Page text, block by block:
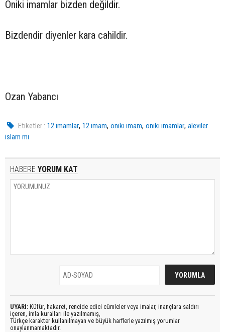
Oniki imamlar bizden değildir.
Bizdendir diyenler kara cahildir.
Ozan Yabancı
Etiketler : 12 imamlar,12 imam,oniki imam,oniki imamlar,aleviler
islam mı
HABERE YORUM KAT
UYARI: Küfür, hakaret, rencide edici cümleler veya imalar, inançlara saldırı
içeren, imla kuralları ile yazılmamış,
Türkçe karakter kullanılmayan ve büyük harflerle yazılmış yorumlar
onaylanmamaktadır.